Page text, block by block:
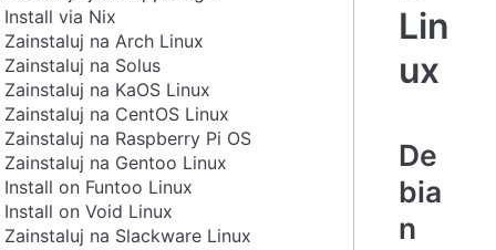
Install via Nix
Zainstaluj na Arch Linux
Zainstaluj na Solus
Zainstaluj na KaOS Linux
Zainstaluj na CentOS Linux
Zainstaluj na Raspberry Pi OS
Zainstaluj na Gentoo Linux
Install on Funtoo Linux
Install on Void Linux
Zainstaluj na Slackware Linux
Lin
ux
De
bia
n